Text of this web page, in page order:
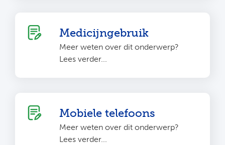
Medicijngebruik
Meer weten over dit onderwerp?
Lees verder...
Mobiele telefoons
Meer weten over dit onderwerp?
Lees verder...